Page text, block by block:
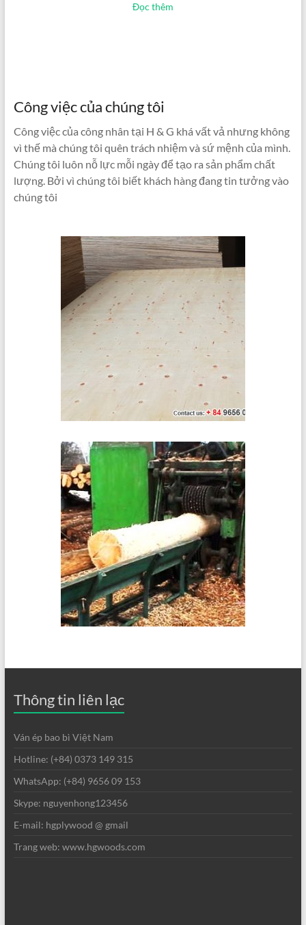
Đọc thêm
Công việc của chúng tôi
Công việc của công nhân tại H & G khá vất vả nhưng không
vì thế mà chúng tôi quên trách nhiệm và sứ mệnh của mình.
Chúng tôi luôn nỗ lực mỗi ngày để tạo ra sản phẩm chất
lượng. Bởi vì chúng tôi biết khách hàng đang tin tưởng vào
chúng tôi
Thông tin liên lạc
Ván ép bao bì Việt Nam
Hotline: (+84) 0373 149 315
WhatsApp: (+84) 9656 09 153
Skype: nguyenhong123456
E-mail: hgplywood @ gmail
Trang web: www.hgwoods.com